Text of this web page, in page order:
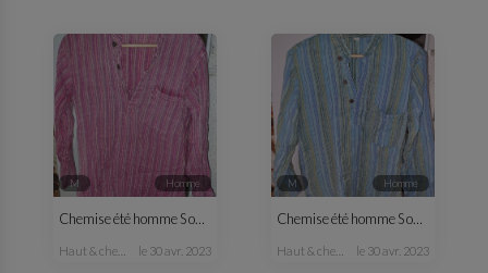
M homme
Chemise été homme S ou M rose
haut & chemise le 30 avr. 2023
M homme
Chemise été homme S ou M bleu vert
haut & chemise le 30 avr. 2023